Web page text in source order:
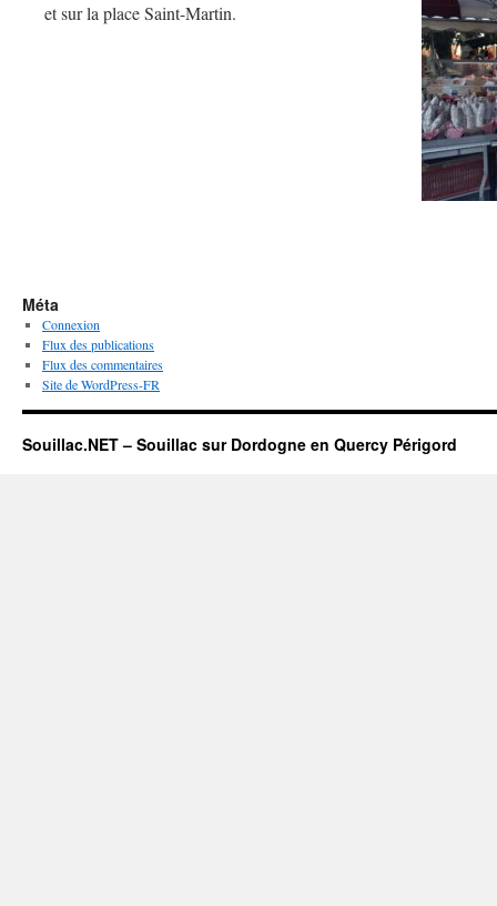
et sur la place Saint-Martin.
Méta
Connexion
Flux des publications
Flux des commentaires
Site de WordPress-FR
Souillac.NET – Souillac sur Dordogne en Quercy Périgord